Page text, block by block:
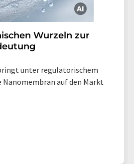
Wurzeln zur
unter regulatorischem
Nanomembran auf den Markt